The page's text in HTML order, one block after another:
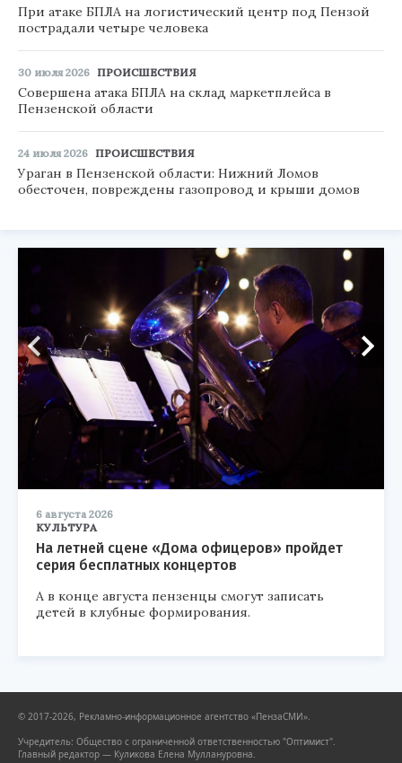
При атаке БПЛА на логистический центр под Пензой
пострадали четыре человека
30 июля 2026 ПРОИСШЕСТВИЯ
Совершена атака БПЛА на склад маркетплейса в
Пензенской области
24 июля 2026 ПРОИСШЕСТВИЯ
Ураган в Пензенской области: Нижний Ломов
обесточен, повреждены газопровод и крыши домов
6 августа 2026
КУЛЬТУРА
На летней сцене «Дома офицеров» пройдет
серия бесплатных концертов
А в конце августа пензенцы смогут записать
детей в клубные формирования.
© 2017-2026, Рекламно-информационное агентство «ПензаСМИ».
Учредитель: Общество с ограниченной ответственностью "Оптимист".
Главный редактор — Куликова Елена Муллануровна.